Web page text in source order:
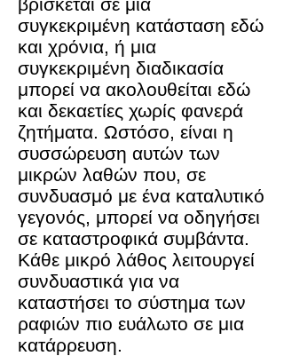
συγκεκριμένη κατάσταση εδώ
και χρόνια, ή μια
συγκεκριμένη διαδικασία
μπορεί να ακολουθείται εδώ
και δεκαετίες χωρίς φανερά
ζητήματα. Ωστόσο, είναι η
συσσώρευση αυτών των
μικρών λαθών που, σε
συνδυασμό με ένα καταλυτικό
γεγονός, μπορεί να οδηγήσει
σε καταστροφικά συμβάντα.
Κάθε μικρό λάθος λειτουργεί
συνδυαστικά για να
καταστήσει το σύστημα των
ραφιών πιο ευάλωτο σε μια
κατάρρευση.